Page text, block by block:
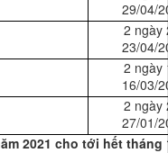
29/04/
2 ngày
23/04/
2 ngày
16/03/
2 ngày
27/01/
2021 cho tới hết tháng